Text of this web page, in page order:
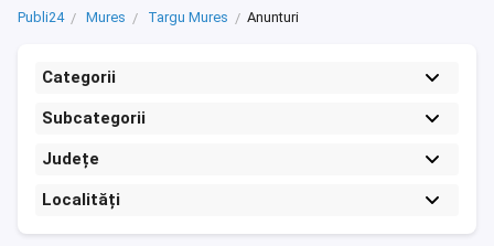
Publi24 Mures Targu Mures Anunturi
Categorii
Subcategorii
Județe
Localități